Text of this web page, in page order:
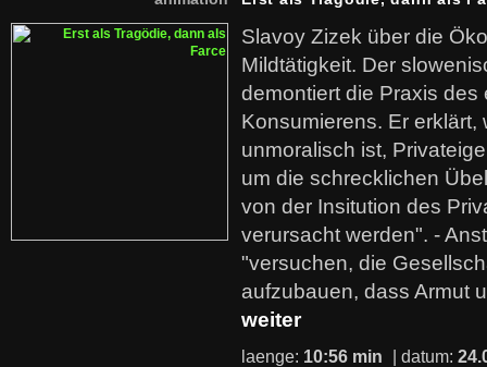
Slavoy Zizek über die
Mildtätigkeit. Der
demontiert die Praxis des
Konsumierens. Er erklärt,
unmoralisch ist,
um die schrecklichen
von der Insitution des
verursacht werden". -
"versuchen, die
aufzubauen, dass Armut
weiter
laenge: 10:56 min | datum: